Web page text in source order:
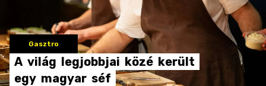
Gasztro
A világ legjobbjai közé került
egy magyar séf